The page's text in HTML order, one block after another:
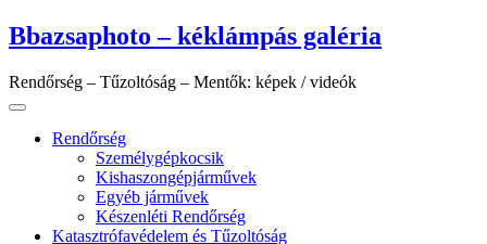
Skip
to
Bbazsaphoto – kéklámpás galéria
Rendőrség – Tűzoltóság – Mentők: képek / videók
Rendőrség
Személygépkocsik
Kishaszongépjárművek
Egyéb járművek
Készenléti Rendőrség
Katasztrófavédelem és Tűzoltóság